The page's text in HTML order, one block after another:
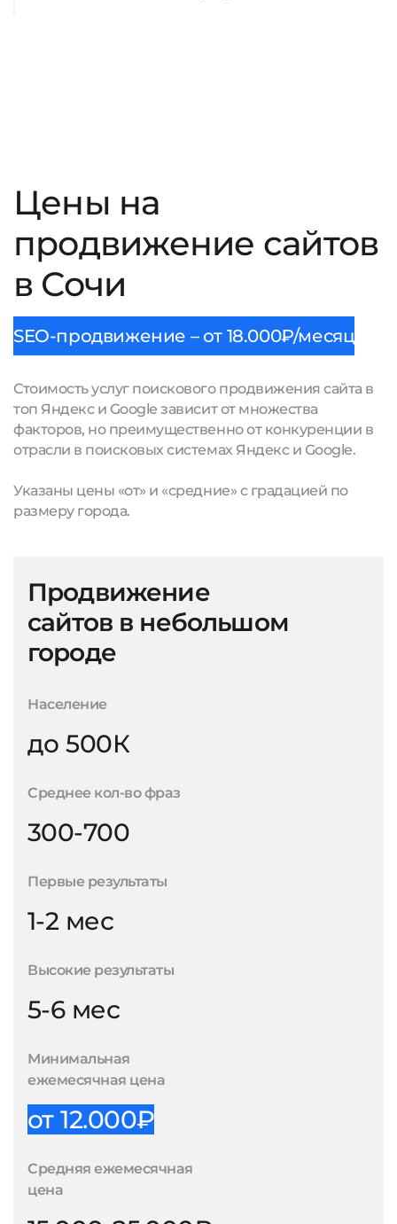
Цены на
продвижение сайтов
в Сочи
SEO-продвижение – от 18.000₽/месяц
Стоимость услуг поискового продвижения сайта в
топ Яндекс и Google зависит от множества
факторов, но преимущественно от конкуренции в
отрасли в поисковых системах Яндекс и Google.
Указаны цены «от» и «средние» с градацией по
размеру города.
Продвижение
сайтов в небольшом
городе
Население
до 500К
Среднее кол-во фраз
300-700
Первые результаты
1-2 мес
Высокие результаты
5-6 мес
Минимальная
ежемесячная цена
от 12.000₽
Средняя ежемесячная
цена